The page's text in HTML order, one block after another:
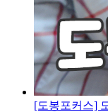
[도봉포커스]